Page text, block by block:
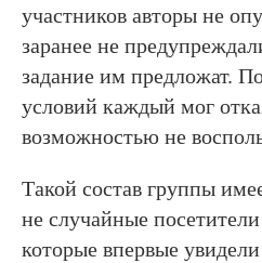
участников авторы не
заранее не
задание им предложат.
условий каждый мог
возможностью не
Такой состав группы
не случайные
которые впервые